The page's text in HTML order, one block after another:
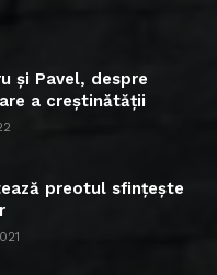
și Pavel, despre
a creștinătății
preotul sfințește